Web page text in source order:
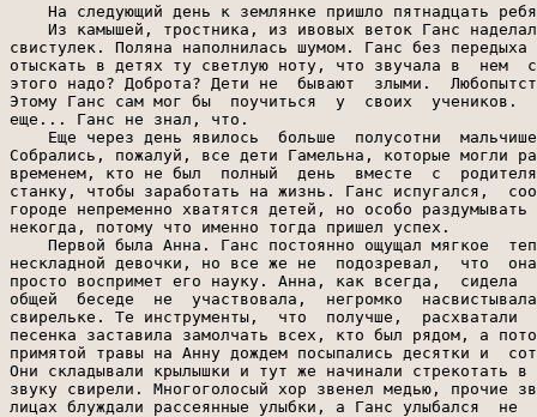
На следующий день к землянке пришло пятнадцать
Из камышей, тростника, из ивовых веток Ганс
свистулек. Поляна наполнилась шумом. Ганс без передыха
отыскать в детях ту светлую ноту, что звучала в  нем
этого надо? Доброта? Дети не  бывают  злыми.
Этому Ганс сам мог бы  поучиться  у  своих  учеников.
еще... Ганс не знал, что.
Еще через день явилось  больше  полусотни
Собрались, пожалуй, все дети Гамельна, которые могли
временем, кто не был  полный  день  вместе  с
станку, чтобы заработать на жизнь. Ганс испугался,
городе непременно хватятся детей, но особо
некогда, потому что именно тогда пришел успех.
Первой была Анна. Ганс постоянно ощущал мягкое
нескладной девочки, но все же не  подозревал,  что
просто воспримет его науку. Анна, как всегда,
общей  беседе  не  участвовала,  негромко
свирельке. Те инструменты,  что  получше,
песенка заставила замолчать всех, кто был рядом, а
примятой травы на Анну дождем посыпались десятки и
Они складывали крылышки и тут же начинали стрекотать в
звуку свирели. Многоголосый хор звенел медью, прочие
лицах блуждали рассеянные улыбки, а Ганс улыбался  не